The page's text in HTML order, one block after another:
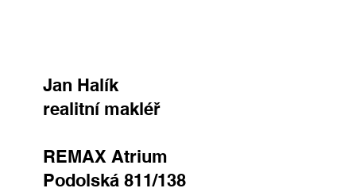
Jan Halík
realitní makléř
REMAX Atrium
Podolská 811/138